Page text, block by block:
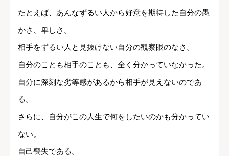
たとえば、あんなずるい人から好意を期待した自分の愚
かさ、卑しさ。
相手をずるい人と見抜けない自分の観察眼のなさ。
自分のことも相手のことも、全く分かっていなかった。
自分に深刻な劣等感があるから相手が見えないのであ
る。
さらに、自分がこの人生で何をしたいのかも分かってい
ない。
自己喪失である。